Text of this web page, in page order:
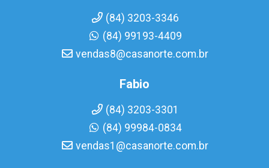
(84) 3203-3346
(84) 99193-4409
vendas8@casanorte.com.br
Fabio
(84) 3203-3301
(84) 99984-0834
vendas1@casanorte.com.br